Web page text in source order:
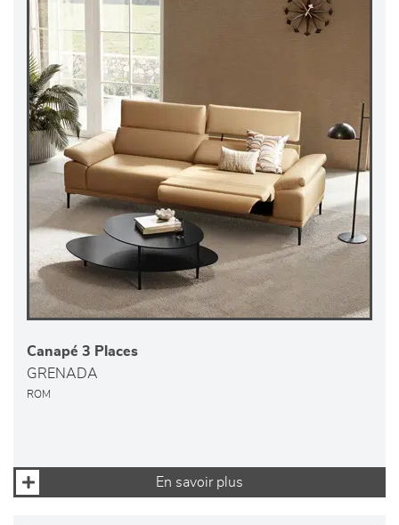
Canapé 3 Places
GRENADA
ROM
En savoir plus